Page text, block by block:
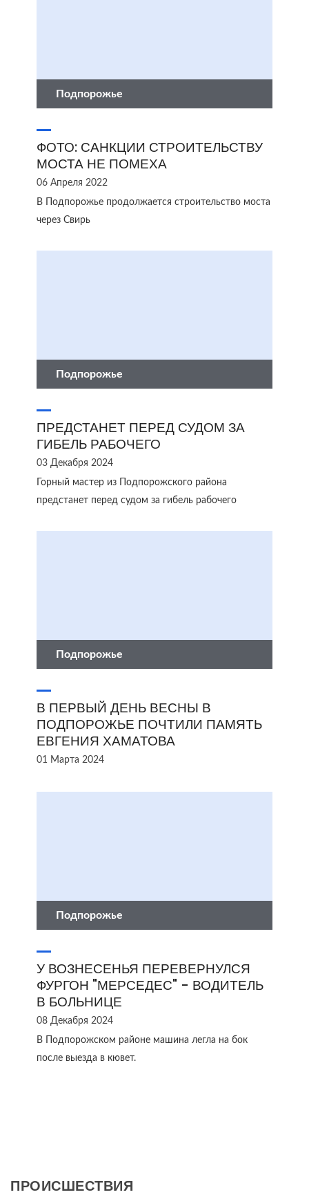
Подпорожье
ФОТО: САНКЦИИ СТРОИТЕЛЬСТВУ
МОСТА НЕ ПОМЕХА
06 Апреля 2022
В Подпорожье продолжается строительство моста
через Свирь
Подпорожье
ПРЕДСТАНЕТ ПЕРЕД СУДОМ ЗА
ГИБЕЛЬ РАБОЧЕГО
03 Декабря 2024
Горный мастер из Подпорожского района
предстанет перед судом за гибель рабочего
Подпорожье
В ПЕРВЫЙ ДЕНЬ ВЕСНЫ В
ПОДПОРОЖЬЕ ПОЧТИЛИ ПАМЯТЬ
ЕВГЕНИЯ ХАМАТОВА
01 Марта 2024
Подпорожье
У ВОЗНЕСЕНЬЯ ПЕРЕВЕРНУЛСЯ
ФУРГОН "МЕРСЕДЕС" - ВОДИТЕЛЬ
В БОЛЬНИЦЕ
08 Декабря 2024
В Подпорожском районе машина легла на бок
после выезда в кювет.
ПРОИСШЕСТВИЯ